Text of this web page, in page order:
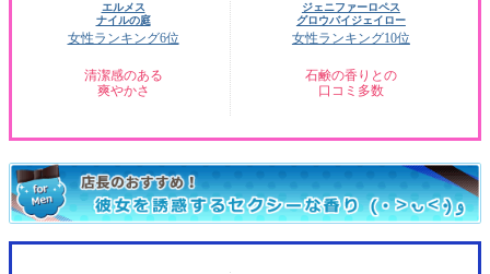
エルメス
ナイルの庭
女性ランキング6位
清潔感のある
爽やかさ
ジェニファーロペス
グロウバイジェイロー
女性ランキング10位
石鹸の香りとの
口コミ多数